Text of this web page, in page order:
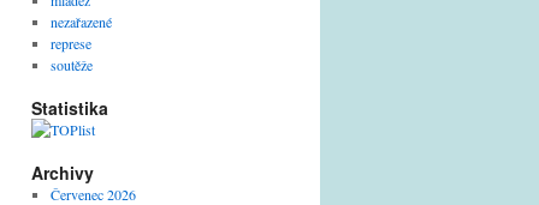
nezařazené
represe
soutěže
Statistika
Archivy
Červenec 2026